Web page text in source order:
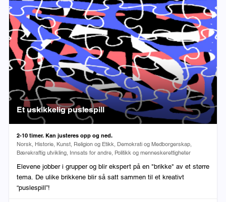
Et uskikkelig puslespill
Varighet:
2-10 timer. Kan justeres opp og ned.
Fag:
Norsk, Historie, Kunst, Religion og Etikk, Demokrati og Medborgerskap,
Bærekraftig utvikling, Innsats for andre, Politikk og menneskerettigheter
Elevene jobber i grupper og blir ekspert på en "brikke" av et større
tema. De ulike brikkene blir så satt sammen til et kreativt
“puslespill”!